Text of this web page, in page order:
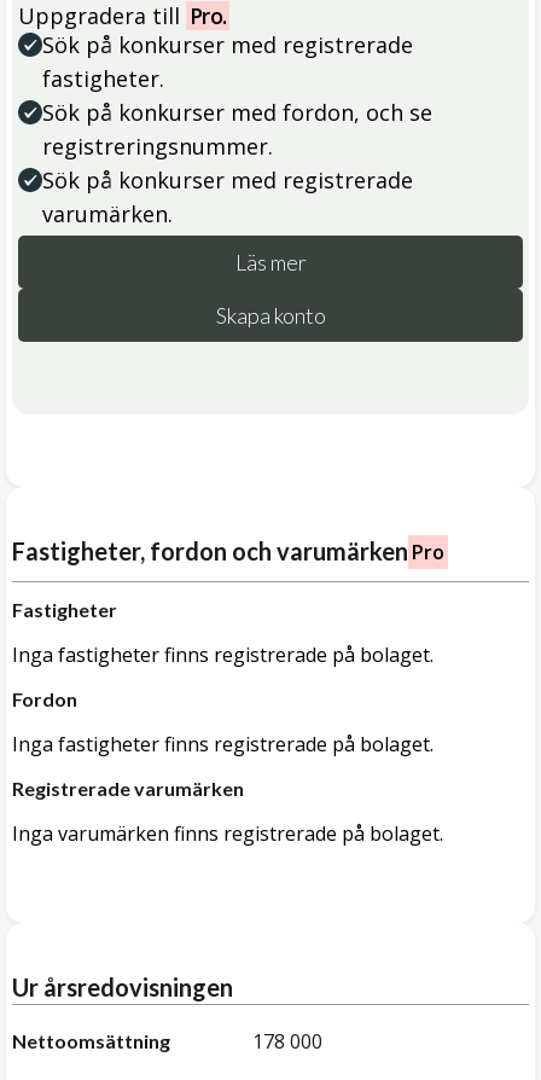
Uppgradera till Pro.
Sök på konkurser med registrerade
fastigheter.
Sök på konkurser med fordon, och se
registreringsnummer.
Sök på konkurser med registrerade
varumärken.
Läs mer
Skapa konto
Fastigheter, fordon och varumärken Pro
Fastigheter
Inga fastigheter finns registrerade på bolaget.
Fordon
Inga fastigheter finns registrerade på bolaget.
Registrerade varumärken
Inga varumärken finns registrerade på bolaget.
Ur årsredovisningen
Nettoomsättning 178 000